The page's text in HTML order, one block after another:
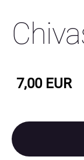
7,00 EUR